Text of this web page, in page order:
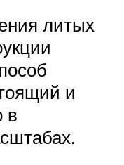
литых
и
в